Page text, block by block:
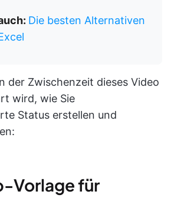
Die besten Alternativen
der Zwischenzeit dieses Video
wird, wie Sie
Status erstellen und
Vorlage für